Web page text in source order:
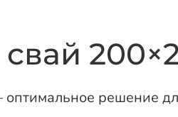
решение